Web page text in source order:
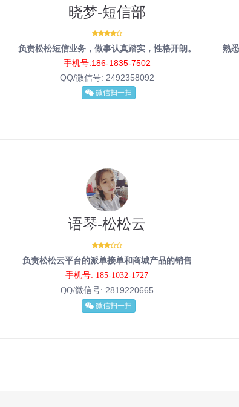
晓梦-短信部
负责松松短信业务，做事认真踏实，性格开朗。
手机号:186-1835-7502
QQ/微信号: 2492358092
微信扫一扫
熟
语琴-松松云
负责松松云平台的派单接单和商城产品的销售
手机号: 185-1032-1727
QQ/微信号: 2819220665
微信扫一扫